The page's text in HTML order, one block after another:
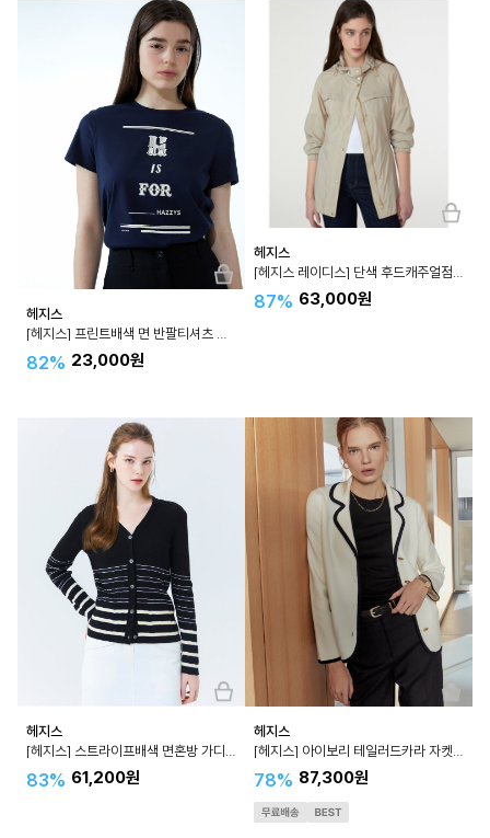
헤지스
82% 23,000원
헤지스
87% 63,000원
헤지스
[헤지스] 스트라이프배색 면혼방 가디건 HSSW4B403
83% 61,200원
헤지스
78% 87,300원